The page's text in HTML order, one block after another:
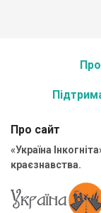
Про сайт
«Україна
краєзнавства.